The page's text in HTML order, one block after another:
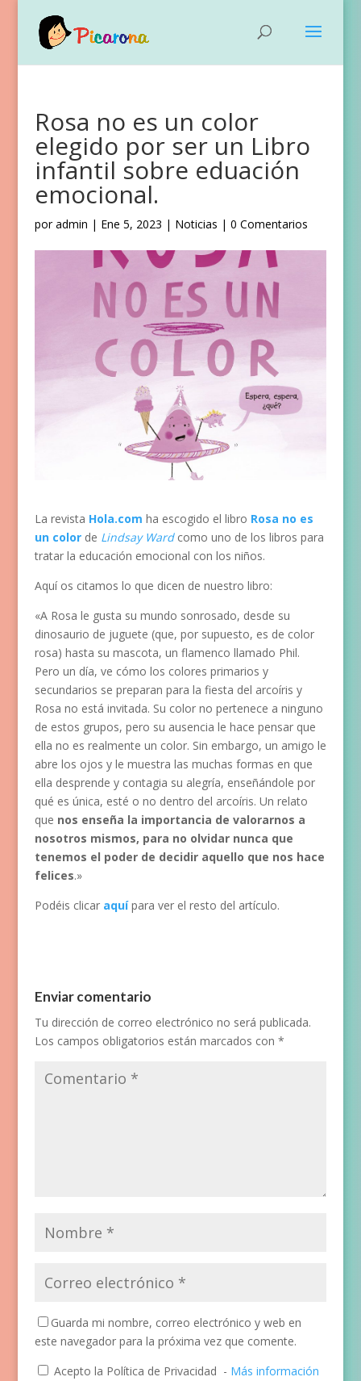
Rosa no es un color
elegido por ser un Libro
infantil sobre eduación
emocional.
poradmin | Ene 5, 2023 | Noticias | 0 Comentarios
La revista Hola.com ha escogido el libro Rosa no es
un color de Lindsay Wardcomo uno de los libros para
tratar la educación emocional con los niños.
Aquí os citamos lo que dicen de nuestro libro:
«A Rosa le gusta su mundo sonrosado, desde su
dinosaurio de juguete (que, por supuesto, es de color
rosa) hasta su mascota, un flamenco llamado Phil.
Pero un día, ve cómo los colores primarios y
secundarios se preparan para la fiesta del arcoíris y
Rosa no está invitada. Su color no pertenece a ninguno
de estos grupos, pero su ausencia le hace pensar que
ella no es realmente un color. Sin embargo, un amigo le
abre los ojos y le muestra las muchas formas en que
ella desprende y contagia su alegría, enseñándole por
qué es única, esté o no dentro del arcoíris. Un relato
que nos enseña la importancia de valorarnos a
nosotros mismos, para no olvidar nunca que
tenemos el poder de decidir aquello que nos hace
felices.»
Podéis clicar aquípara ver el resto del artículo.
Enviar comentario
Tu dirección de correo electrónico no será publicada.
Los campos obligatorios están marcados con *
Guarda mi nombre, correo electrónico y web en
este navegador para la próxima vez que comente.
Acepto la Política de Privacidad - Más información